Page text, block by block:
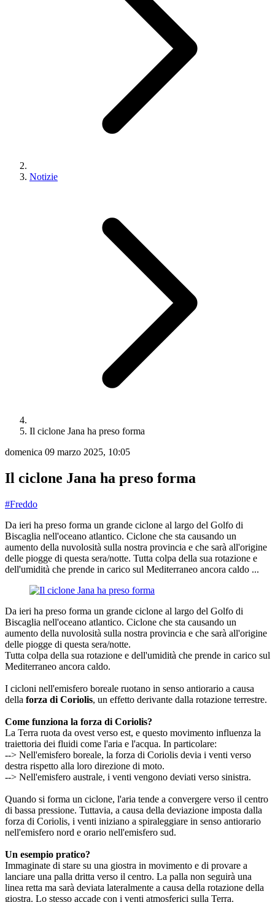
Notizie
Il ciclone Jana ha preso forma
domenica 09 marzo 2025, 10:05
Il ciclone Jana ha preso forma
#Freddo
Da ieri ha preso forma un grande ciclone al largo del Golfo di
Biscaglia nell'oceano atlantico. Ciclone che sta causando un
aumento della nuvolosità sulla nostra provincia e che sarà all'origine
delle piogge di questa sera/notte. Tutta colpa della sua rotazione e
dell'umidità che prende in carico sul Mediterraneo ancora caldo ...
Da ieri ha preso forma un grande ciclone al largo del Golfo di
Biscaglia nell'oceano atlantico. Ciclone che sta causando un
aumento della nuvolosità sulla nostra provincia e che sarà all'origine
delle piogge di questa sera/notte.
Tutta colpa della sua rotazione e dell'umidità che prende in carico sul
Mediterraneo ancora caldo.
I cicloni nell'emisfero boreale ruotano in senso antiorario a causa
della forza di Coriolis, un effetto derivante dalla rotazione terrestre.
Come funziona la forza di Coriolis?
La Terra ruota da ovest verso est, e questo movimento influenza la
traiettoria dei fluidi come l'aria e l'acqua. In particolare:
--> Nell'emisfero boreale, la forza di Coriolis devia i venti verso
destra rispetto alla loro direzione di moto.
--> Nell'emisfero australe, i venti vengono deviati verso sinistra.
Quando si forma un ciclone, l'aria tende a convergere verso il centro
di bassa pressione. Tuttavia, a causa della deviazione imposta dalla
forza di Coriolis, i venti iniziano a spiraleggiare in senso antiorario
nell'emisfero nord e orario nell'emisfero sud.
Un esempio pratico?
Immaginate di stare su una giostra in movimento e di provare a
lanciare una palla dritta verso il centro. La palla non seguirà una
linea retta ma sarà deviata lateralmente a causa della rotazione della
giostra. Lo stesso accade con i venti atmosferici sulla Terra.